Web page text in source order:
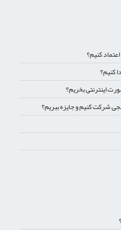
کنیم؟
کنیم؟
اینترنتی بخریم؟
شرکت کنیم و جایزه ببریم؟